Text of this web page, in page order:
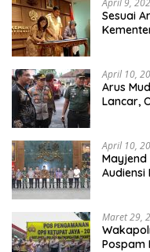
Sesuai
April 10,
Arus
Lancar,
April 10,
Mayjend
Maret 29,
Pospam